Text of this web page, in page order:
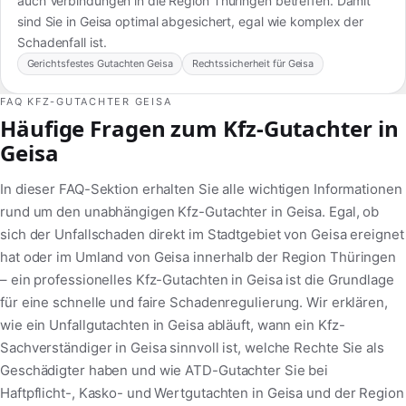
sind Sie in Geisa optimal abgesichert, egal wie komplex der
Schadenfall ist.
Gerichtsfestes Gutachten Geisa Rechtssicherheit für Geisa
FAQ KFZ-GUTACHTER GEISA
Häufige Fragen zum Kfz-Gutachter in
Geisa
In dieser FAQ-Sektion erhalten Sie alle wichtigen Informationen
rund um den unabhängigen Kfz-Gutachter in Geisa. Egal, ob
sich der Unfallschaden direkt im Stadtgebiet von Geisa ereignet
hat oder im Umland von Geisa innerhalb der Region Thüringen
– ein professionelles Kfz-Gutachten in Geisa ist die Grundlage
für eine schnelle und faire Schadenregulierung. Wir erklären,
wie ein Unfallgutachten in Geisa abläuft, wann ein Kfz-
Sachverständiger in Geisa sinnvoll ist, welche Rechte Sie als
Geschädigter haben und wie ATD-Gutachter Sie bei
Haftpflicht-, Kasko- und Wertgutachten in Geisa und der Region